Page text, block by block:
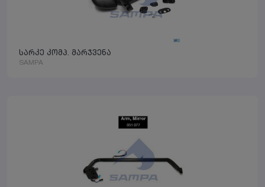
სარკე კომპ. მარჯვენა
SAMPA